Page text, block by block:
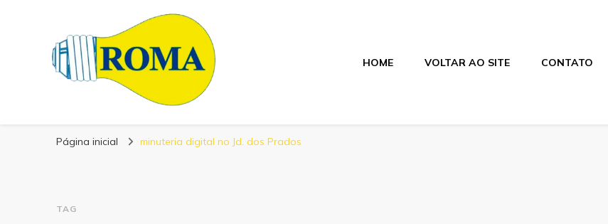
Blog Roma Eletrônica
HOME VOLTAR AO SITE CONTATO
Página inicial minuteria digital no Jd. dos Prados
TAG